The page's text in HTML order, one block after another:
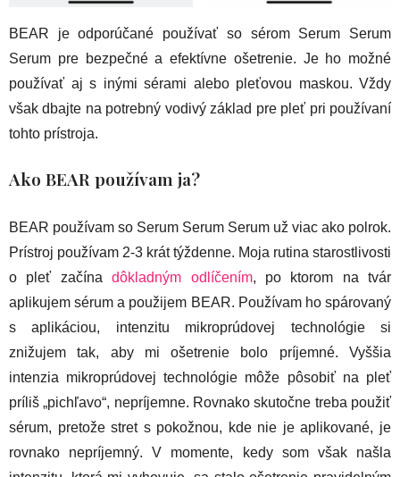
BEAR je odporúčané používať so sérom Serum Serum
Serum pre bezpečné a efektívne ošetrenie. Je ho možné
používať aj s inými sérami alebo pleťovou maskou. Vždy
však dbajte na potrebný vodivý základ pre pleť pri používaní
tohto prístroja.
Ako BEAR používam ja?
BEAR používam so Serum Serum Serum už viac ako polrok.
Prístroj používam 2-3 krát týždenne. Moja rutina starostlivosti
o pleť začínadôkladným odlíčením, po ktorom na tvár
aplikujem sérum a použijem BEAR. Používam ho spárovaný
s aplikáciou, intenzitu mikroprúdovej technológie si
znižujem tak, aby mi ošetrenie bolo príjemné. Vyššia
intenzia mikroprúdovej technológie môže pôsobiť na pleť
príliš „pichľavo“, nepríjemne. Rovnako skutočne treba použiť
sérum, pretože stret s pokožnou, kde nie je aplikované, je
rovnako nepríjemný. V momente, kedy som však našla